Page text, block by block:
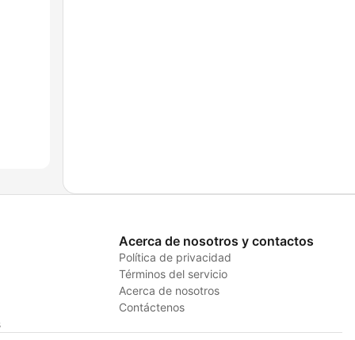
Acerca de nosotros y contactos
Política de privacidad
Términos del servicio
Acerca de nosotros
Contáctenos